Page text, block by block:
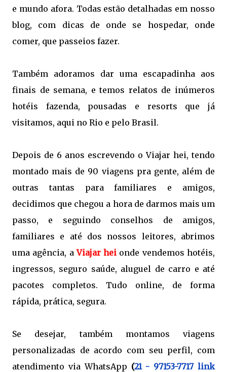
e mundo afora. Todas estão detalhadas em nosso
blog, com dicas de onde se hospedar, onde
comer, que passeios fazer.
Também adoramos dar uma escapadinha aos
finais de semana, e temos relatos de inúmeros
hotéis fazenda, pousadas e resorts que já
visitamos, aqui no Rio e pelo Brasil.
Depois de 6 anos escrevendo o Viajar hei, tendo
montado mais de 90 viagens pra gente, além de
outras tantas para familiares e amigos,
decidimos que chegou a hora de darmos mais um
passo, e seguindo conselhos de amigos,
familiares e até dos nossos leitores, abrimos
uma agência, aViajar hei onde vendemos hotéis,
ingressos, seguro saúde, aluguel de carro e até
pacotes completos. Tudo online, de forma
rápida, prática, segura.
Se desejar, também montamos viagens
personalizadas de acordo com seu perfil, com
atendimento via WhatsApp (21 - 97153-7717 link